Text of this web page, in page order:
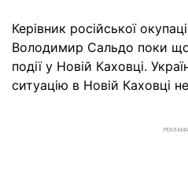
Керівник російської
Володимир Сальдо поки
події у Новій Каховці.
ситуацію в Новій Каховці
РЕКЛАМА